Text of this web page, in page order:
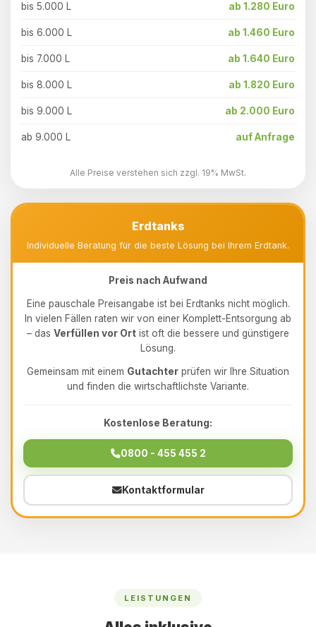
bis 5.000 L ab 1.280 Euro
bis 6.000 L ab 1.460 Euro
bis 7.000 L ab 1.640 Euro
bis 8.000 L ab 1.820 Euro
bis 9.000 L ab 2.000 Euro
ab 9.000 L auf Anfrage
Alle Preise verstehen sich zzgl. 19% MwSt.
Erdtanks
Individuelle Beratung für die beste Lösung bei Ihrem Erdtank.
Preis nach Aufwand
Eine pauschale Preisangabe ist bei Erdtanks nicht möglich.
In vielen Fällen raten wir von einer Komplett-Entsorgung ab
– das Verfüllen vor Ort ist oft die bessere und günstigere
Lösung.
Gemeinsam mit einem Gutachter prüfen wir Ihre Situation
und finden die wirtschaftlichste Variante.
Kostenlose Beratung:
0800 - 455 455 2
Kontaktformular
LEISTUNGEN